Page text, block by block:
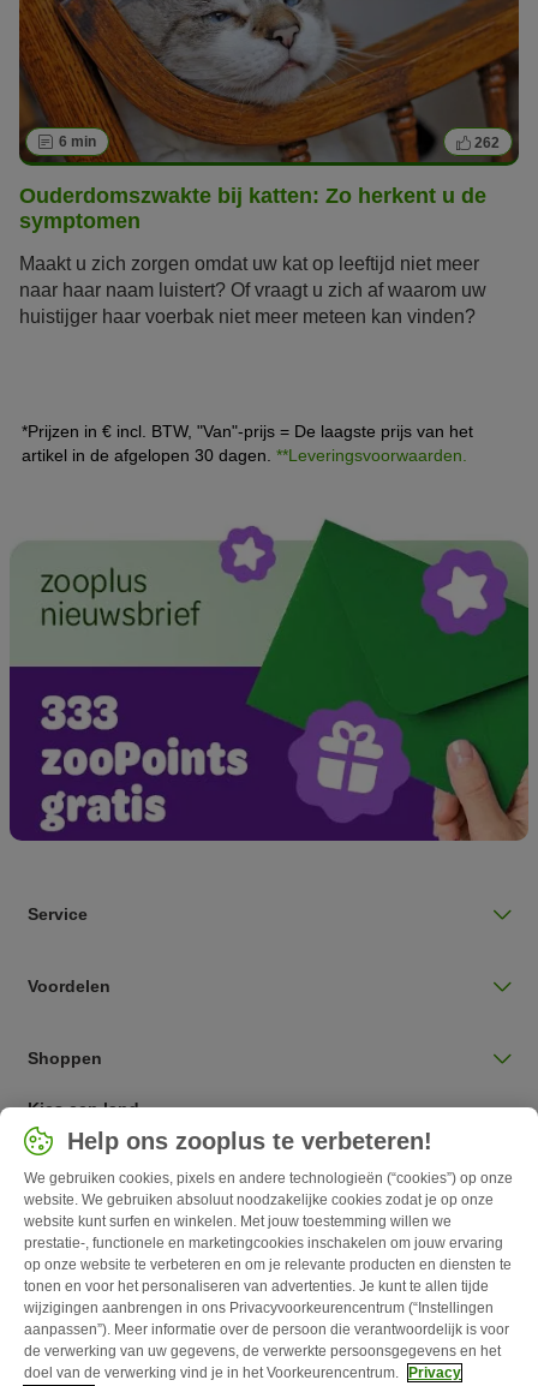
6 min 262
Ouderdomszwakte bij katten: Zo herkent u de
symptomen
Maakt u zich zorgen omdat uw kat op leeftijd niet meer
naar haar naam luistert? Of vraagt u zich af waarom uw
huistijger haar voerbak niet meer meteen kan vinden?
ouderdomsverschijnselen bij uw kat vroegtijdig herkent en
haar een leven biedt dat past bij haar leeftijd.
*Prijzen in € incl. BTW, "Van"-prijs = De laagste prijs van het
artikel in de afgelopen 30 dagen. **Leveringsvoorwaarden.
Service
Voordelen
Shoppen
Kies een land
Nederlands / NL
Follow zooplus
Help ons zooplus te verbeteren!
We gebruiken cookies, pixels en andere technologieën (“cookies”) op onze
website. We gebruiken absoluut noodzakelijke cookies zodat je op onze
website kunt surfen en winkelen. Met jouw toestemming willen we
prestatie-, functionele en marketingcookies inschakelen om jouw ervaring
op onze website te verbeteren en om je relevante producten en diensten te
tonen en voor het personaliseren van advertenties. Je kunt te allen tijde
wijzigingen aanbrengen in ons Privacyvoorkeurencentrum (“Instellingen
aanpassen”). Meer informatie over de persoon die verantwoordelijk is voor
de verwerking van uw gegevens, de verwerkte persoonsgegevens en het
doel van de verwerking vind je in het Voorkeurencentrum.
Privacy